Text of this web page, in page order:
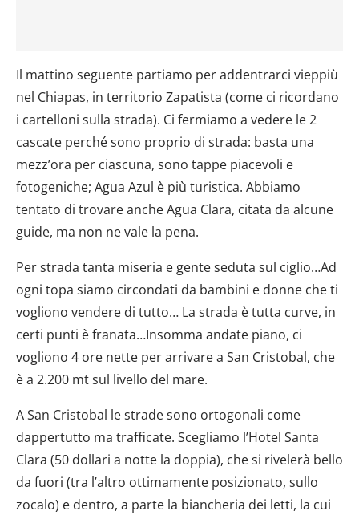
Il mattino seguente partiamo per addentrarci vieppiù
nel Chiapas, in territorio Zapatista (come ci ricordano
i cartelloni sulla strada). Ci fermiamo a vedere le 2
cascate perché sono proprio di strada: basta una
mezz’ora per ciascuna, sono tappe piacevoli e
fotogeniche; Agua Azul è più turistica. Abbiamo
tentato di trovare anche Agua Clara, citata da alcune
guide, ma non ne vale la pena.
Per strada tanta miseria e gente seduta sul ciglio…Ad
ogni topa siamo circondati da bambini e donne che ti
vogliono vendere di tutto… La strada è tutta curve, in
certi punti è franata…Insomma andate piano, ci
vogliono 4 ore nette per arrivare a San Cristobal, che
è a 2.200 mt sul livello del mare.
A San Cristobal le strade sono ortogonali come
dappertutto ma trafficate. Scegliamo l’Hotel Santa
Clara (50 dollari a notte la doppia), che si rivelerà bello
da fuori (tra l’altro ottimamente posizionato, sullo
zocalo) e dentro, a parte la biancheria dei letti, la cui